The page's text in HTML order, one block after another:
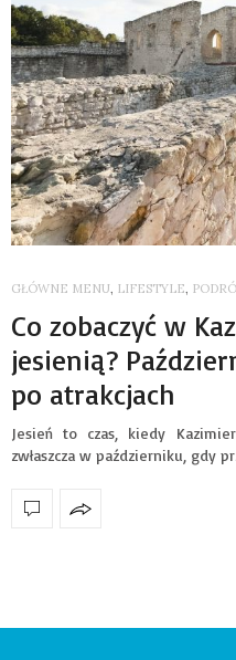
GŁÓWNE MENU, LIFESTYLE,
Co zobaczyć w
jesienią?
po atrakcjach
Jesień to czas, kiedy
zwłaszcza w październiku, gdy